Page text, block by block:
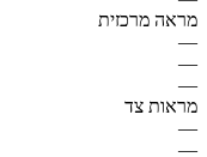
מראה מרכזית
—
—
—
מראות צד
—
—